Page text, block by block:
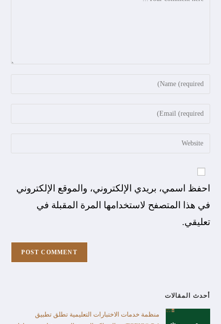
احفظ اسمي، بريدي الإلكتروني، والموقع الإلكتروني
في هذا المتصفح لاستخدامها المرة المقبلة في
تعليقي.
أحدث المقالات
منظمة خدمات الاختبارات التعليمية تطلق تطبيق